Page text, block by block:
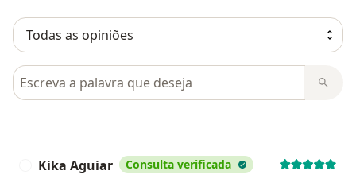
Pesquisar em opiniões
Kika Aguiar Consulta verificada